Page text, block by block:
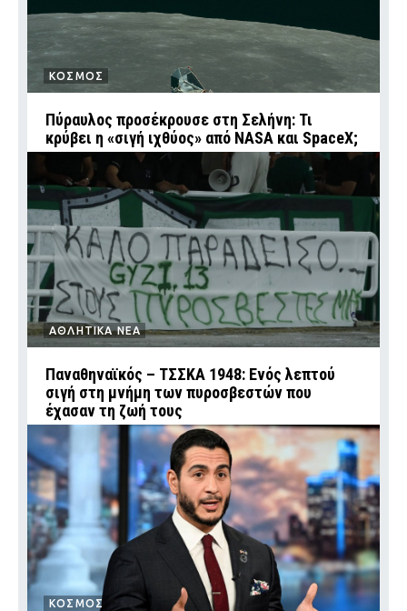
ΚΟΣΜΟΣ
Πύραυλος προσέκρουσε στη Σελήνη: Τι
κρύβει η «σιγή ιχθύος» από NASA και SpaceX;
ΑΘΛΗΤΙΚΑ ΝΕΑ
Παναθηναϊκός – ΤΣΣΚΑ 1948: Ενός λεπτού
σιγή στη μνήμη των πυροσβεστών που
έχασαν τη ζωή τους
ΚΟΣΜΟΣ